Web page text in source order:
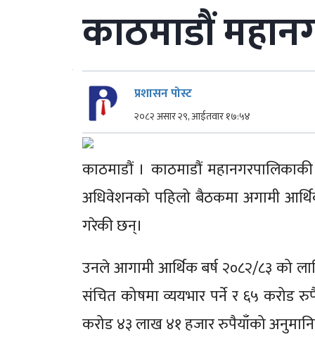
काठमाडौं
प्रशासन पोस्ट
२०८२ असार २९, आईतवार १७:५४
काठमाडौं । काठमाडौं
अधिवेशनको पहिलो बैठकमा अगामी
गरेकी छन्।
उनले आगामी आर्थिक बर्ष २०८२/८३ को
संचित कोषमा व्ययभार पर्ने र ६५ करोड
करोड ४३ लाख ४१ हजार रुपैयाँको